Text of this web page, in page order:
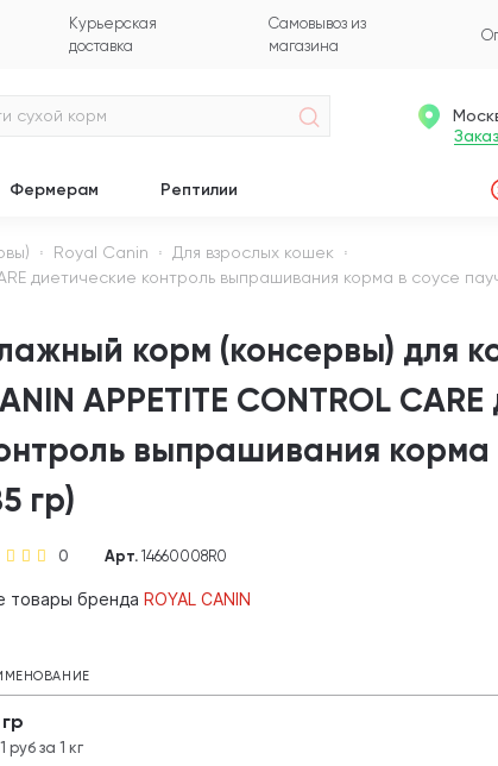
Курьерская
доставка
Самовывоз из
магазина
Фермерам Рептилии
Royal Canin
Для взрослых кошек
диетические контроль выпрашивания корма в соусе
корм (консервы) для
APPETITE CONTROL
выпрашивания корма
гр)
0 Арт. 14660008R0
товары бренда ROYAL CANIN
руб за 1 кг